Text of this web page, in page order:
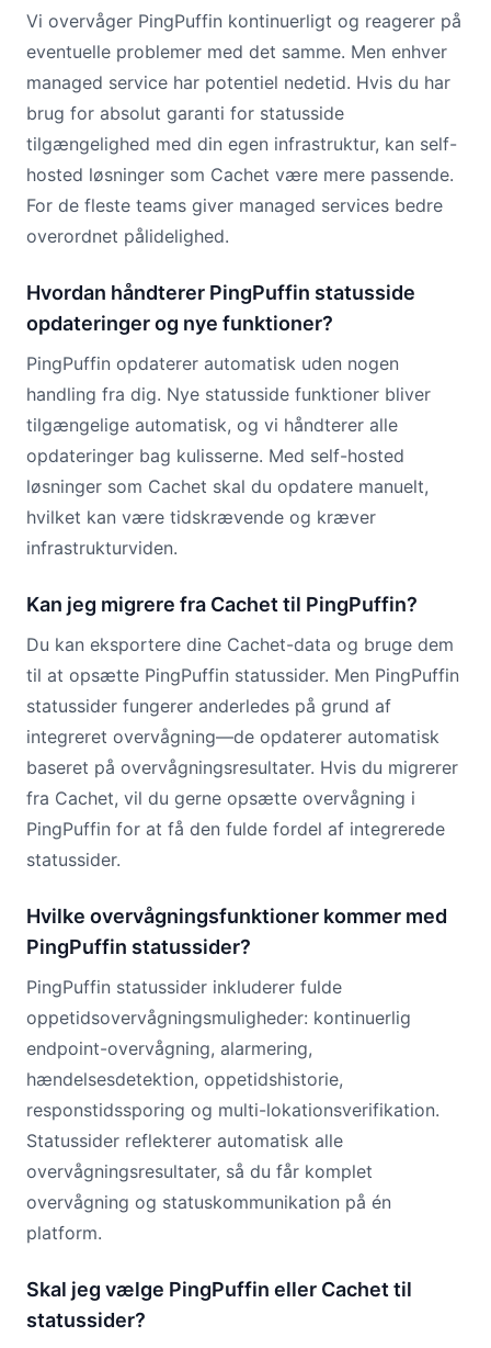
Vi overvåger PingPuffin kontinuerligt og reagerer på
eventuelle problemer med det samme. Men enhver
managed service har potentiel nedetid. Hvis du har
brug for absolut garanti for statusside
tilgængelighed med din egen infrastruktur, kan self-
hosted løsninger som Cachet være mere passende.
For de fleste teams giver managed services bedre
overordnet pålidelighed.
Hvordan håndterer PingPuffin statusside
opdateringer og nye funktioner?
PingPuffin opdaterer automatisk uden nogen
handling fra dig. Nye statusside funktioner bliver
tilgængelige automatisk, og vi håndterer alle
opdateringer bag kulisserne. Med self-hosted
løsninger som Cachet skal du opdatere manuelt,
hvilket kan være tidskrævende og kræver
infrastrukturviden.
Kan jeg migrere fra Cachet til PingPuffin?
Du kan eksportere dine Cachet-data og bruge dem
til at opsætte PingPuffin statussider. Men PingPuffin
statussider fungerer anderledes på grund af
integreret overvågning—de opdaterer automatisk
baseret på overvågningsresultater. Hvis du migrerer
fra Cachet, vil du gerne opsætte overvågning i
PingPuffin for at få den fulde fordel af integrerede
statussider.
Hvilke overvågningsfunktioner kommer med
PingPuffin statussider?
PingPuffin statussider inkluderer fulde
oppetidsovervågningsmuligheder: kontinuerlig
endpoint-overvågning, alarmering,
hændelsesdetektion, oppetidshistorie,
responstidssporing og multi-lokationsverifikation.
Statussider reflekterer automatisk alle
overvågningsresultater, så du får komplet
overvågning og statuskommunikation på én
platform.
Skal jeg vælge PingPuffin eller Cachet til
statussider?